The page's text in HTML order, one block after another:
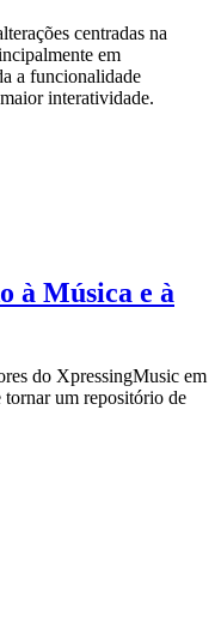
centradas na
em
a funcionalidade
interatividade.
à Música e à
do XpressingMusic em
um repositório de